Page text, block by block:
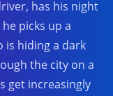
has his night
picks up a
is hiding a dark
the city on a
get increasingly